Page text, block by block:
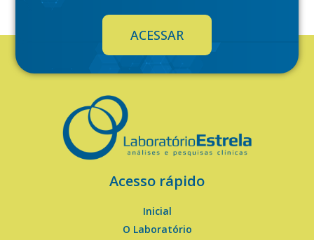
ACESSAR
Acesso rápido
Inicial
O Laboratório